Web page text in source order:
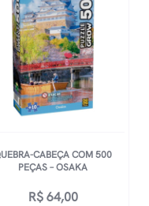
CABEÇA COM 500
PEÇAS – OSAKA
R$64,00